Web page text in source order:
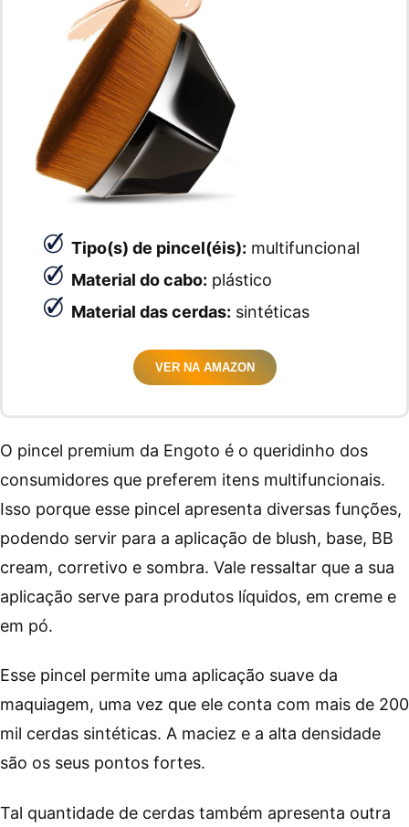
Tipo(s) de pincel(éis): multifuncional
Material do cabo: plástico
Material das cerdas: sintéticas
VER NA AMAZON
O pincel premium da Engoto é o queridinho dos
consumidores que preferem itens multifuncionais.
Isso porque esse pincel apresenta diversas funções,
podendo servir para a aplicação de blush, base, BB
cream, corretivo e sombra. Vale ressaltar que a sua
aplicação serve para produtos líquidos, em creme e
em pó.
Esse pincel permite uma aplicação suave da
maquiagem, uma vez que ele conta com mais de 200
mil cerdas sintéticas. A maciez e a alta densidade
são os seus pontos fortes.
Tal quantidade de cerdas também apresenta outra